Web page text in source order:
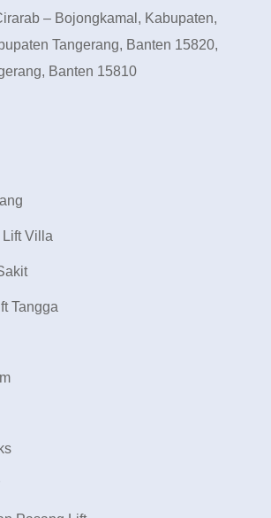
– Bojongkamal, Kabupaten,
Tangerang, Banten 15820,
Banten 15810
Lift Villa
Tangga